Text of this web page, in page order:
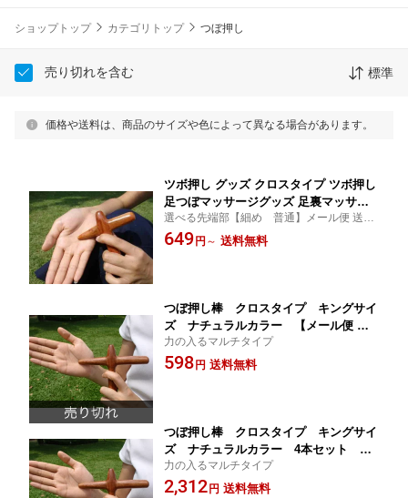
ショップトップ カテゴリトップ つぼ押し
売り切れを含む 標準
価格や送料は、商品のサイズや色によって異なる場合があります。
ツボ押し グッズ クロスタイプ ツボ押し
足つぼマッサージグッズ 足裏マッサー
ジ ツボ押し 足裏 ツボ押し マッサージ
器
選べる先端部【細め 普通】メール便 送料
無料 クロスタイプ レギュラーサイズ つぼ
押し グッズ
649円 ～ 送料無料
つぼ押し棒 クロスタイプ キングサイ
ズ ナチュラルカラー 【メール便 送
料無料】【つぼ押し グッズ/ツボ押し グ
ッズ/ツボ押し棒/マッサージ器/タイマッ
力の入るマルチタイプ
598円 送料無料
つぼ押し棒 クロスタイプ キングサイ
ズ ナチュラルカラー 4本セット
【メール便 送料無料】【つぼ押し グッ
ズ/ツボ押し グッズ/ツボ押し棒/マッサ
力の入るマルチタイプ
2,312円 送料無料